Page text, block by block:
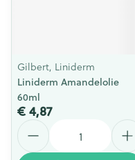
Gilbert, Liniderm
Liniderm Amandelolie
60ml
€ 4,87